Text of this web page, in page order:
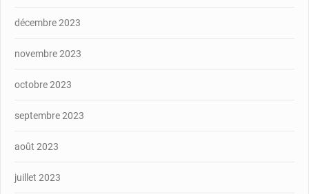
décembre 2023
novembre 2023
octobre 2023
septembre 2023
août 2023
juillet 2023